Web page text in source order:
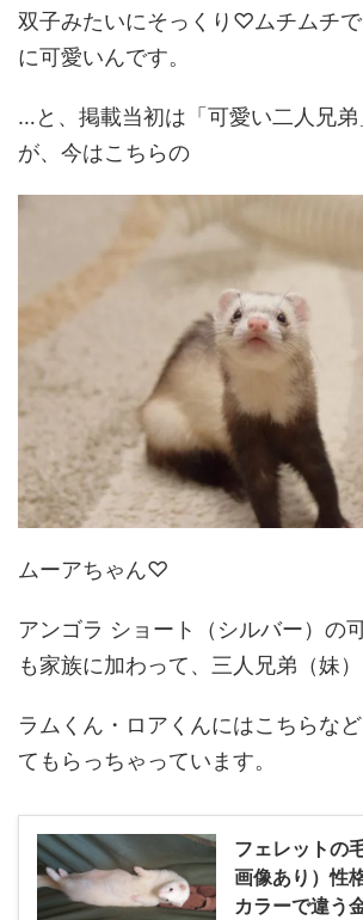
双子みたいにそっくり♡ムチムチ
に可愛いんです。
…と、掲載当初は「可愛い二人兄
が、今はこちらの
ムーアちゃん♡
アンゴラ ショート（シルバー）の
も家族に加わって、三人兄弟（妹）
ラムくん・ロアくんにはこちらな
てもらっちゃっています。
フェレットの
画像あり）性
カラーで違う